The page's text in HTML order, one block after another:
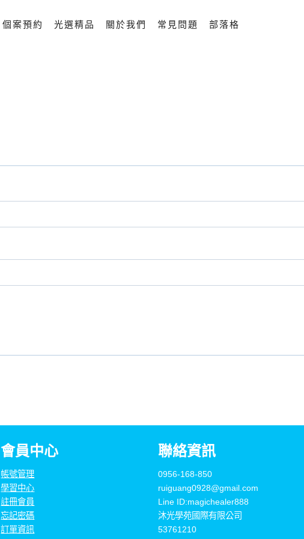
個案預約 光選精品 關於我們 常見問題 部落格
會員中心
帳號管理
學習中心
註冊會員
忘記密碼
訂單資訊
聯絡資訊
0956-168-850
ruiguang0928@gmail.com
Line ID:magichealer888
沐光學苑國際有限公司
53761210